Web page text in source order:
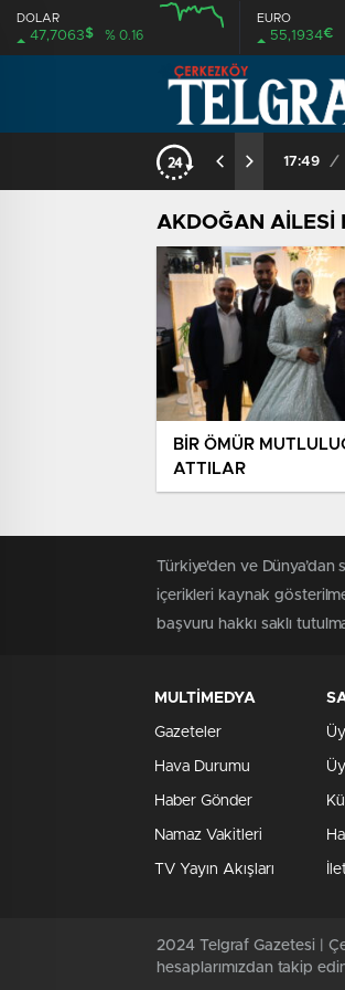
DOLAR
47,7063$ % 0.16
EURO
55,1934€
17:49 /
AKDOĞAN AİLESİ
BİR ÖMÜR
ATTILAR
Türkiye'den ve
içerikleri kaynak
başvuru hakkı saklı
MULTİMEDYA
Gazeteler
Hava Durumu
Haber Gönder
Namaz Vakitleri
TV Yayın Akışları
2024 Telgraf Gazetesi |
hesaplarımızdan takip